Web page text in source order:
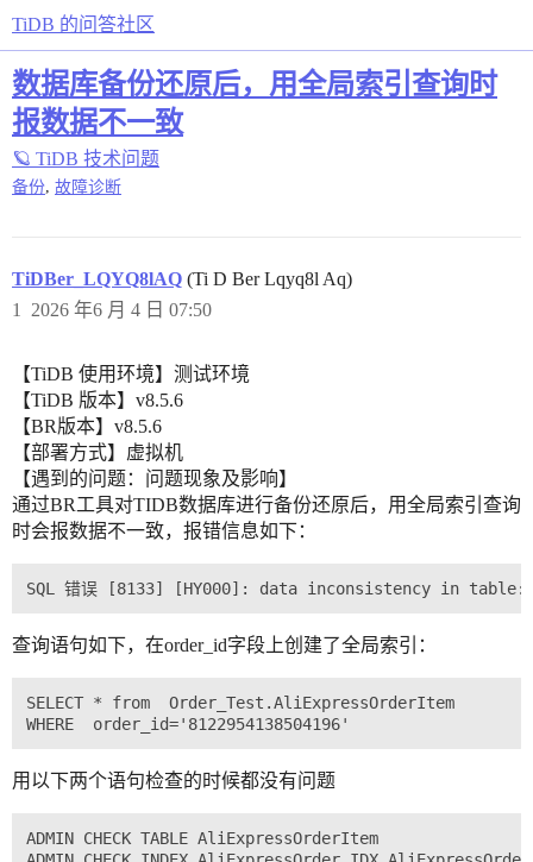
TiDB 的问答社区
数据库备份还原后，用全局索引查询时
报数据不一致
🪐 TiDB 技术问题
备份 故障诊断
TiDBer_LQYQ8lAQ (Ti D Ber Lqyq8l Aq)
2026 年6 月 4 日 07:50
1
【TiDB 使用环境】测试环境
【TiDB 版本】v8.5.6
【BR版本】v8.5.6
【部署方式】虚拟机
【遇到的问题：问题现象及影响】
通过BR工具对TIDB数据库进行备份还原后，用全局索引查询
时会报数据不一致，报错信息如下：
查询语句如下，在order_id字段上创建了全局索引：
SELECT * from  Order_Test.AliExpressOrderItem
用以下两个语句检查的时候都没有问题
ADMIN CHECK TABLE AliExpressOrderItem